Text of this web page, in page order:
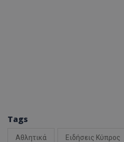
Tags
Αθλητικά Ειδήσεις Κύπρος